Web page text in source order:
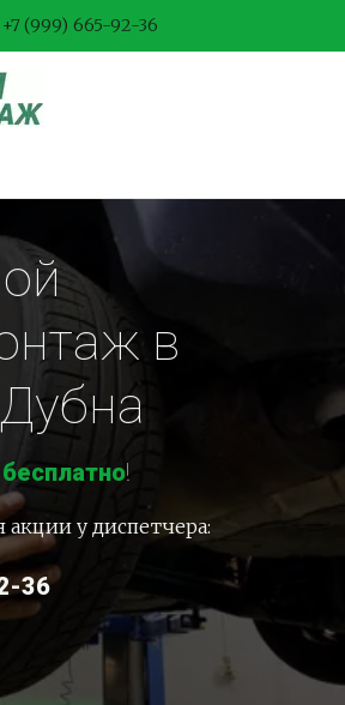
+7 (999) 665-92-36
в
бесплатно!
акции у диспетчера:
36